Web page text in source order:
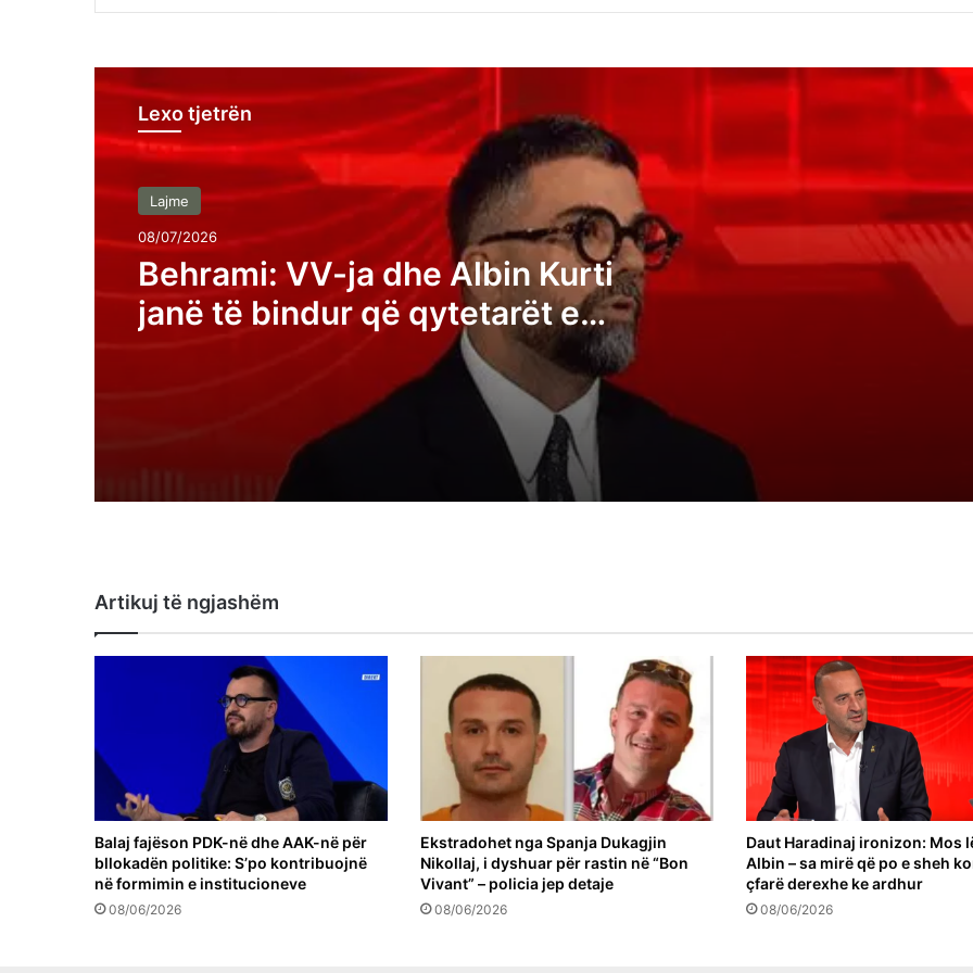
Lexo tjetrën
Lajme
08/07/2026
Behrami: VV-ja dhe Albin Kurti
janë të bindur që qytetarët e
Kosovës janë analfabetë
Behrami: VV-ja dhe Albin Kurti janë të
bindur që qytetarët e Kosovës janë
analfabetë funksionalë
Kryeziu e VV-së: Posti i presidentit nuk
duhet t’i takojë LDK-së
Pozhari: Albin Kurti duhet t’ia japë
presidentin opozitës, kështu tregohet
Ermal Sadiku: Asnjë parti nuk i ka fituar
deputetë, atëherë të kemi një
konsensual
Artikuj të ngjashëm
Balaj fajëson PDK-në dhe AAK-në për
bllokadën politike: S’po kontribuojnë
në formimin e institucioneve
08/06/2026
Ekstradohet nga Spanja Dukagjin
Nikollaj, i dyshuar për rastin në “Bon
Vivant” – policia jep detaje
08/06/2026
Daut Haradinaj ironizon: Mos
Albin – sa mirë që po e sheh
çfarë derexhe ke ardhur
08/06/2026